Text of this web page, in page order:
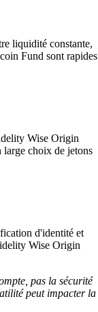
liquidité constante,
Fund sont rapides
Wise Origin
choix de jetons
d'identité et
Wise Origin
pas la sécurité
peut impacter la